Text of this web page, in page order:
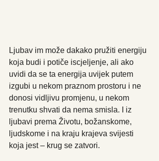
Ljubav im može dakako pružiti energiju
koja budi i potiče iscjeljenje, ali ako
uvidi da se ta energija uvijek putem
izgubi u nekom praznom prostoru i ne
donosi vidljivu promjenu, u nekom
trenutku shvati da nema smisla. I iz
ljubavi prema Životu, božanskome,
ljudskome i na kraju krajeva svijesti
koja jest – krug se zatvori.